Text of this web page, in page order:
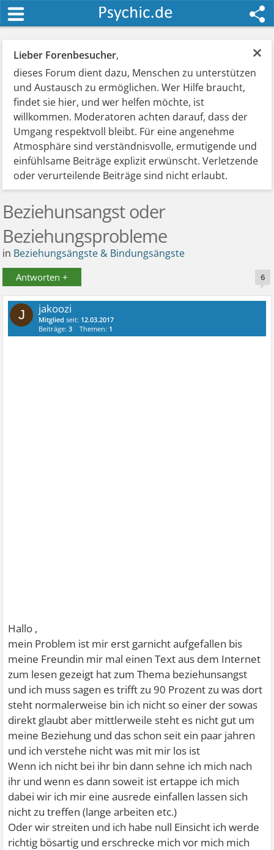
×
Lieber Forenbesucher,
dieses Forum dient dazu, Menschen zu unterstützen
und Austausch zu ermöglichen. Wer Hilfe braucht,
findet sie hier, und wer helfen möchte, ist
willkommen. Moderatoren achten darauf, dass der
Umgang respektvoll bleibt. Für eine angenehme
Atmosphäre sind verständnisvolle, ermutigende und
einfühlsame Beiträge explizit erwünscht. Verletzende
oder verurteilende Beiträge sind nicht erlaubt.
Beziehunsangst oder
Beziehungsprobleme
in Beziehungsängste & Bindungsängste
Antworten + 6
J jakoozi
Mitglied seit: 12.03.2017
Beiträge:3 Themen: 1
Hallo ,
mein Problem ist mir erst garnicht aufgefallen bis
meine Freundin mir mal einen Text aus dem Internet
zum lesen gezeigt hat zum Thema beziehunsangst
und ich muss sagen es trifft zu 90 Prozent zu was dort
steht normalerweise bin ich nicht so einer der sowas
direkt glaubt aber mittlerweile steht es nicht gut um
meine Beziehung und das schon seit ein paar jahren
und ich verstehe nicht was mit mir los ist
Wenn ich nicht bei ihr bin dann sehne ich mich nach
ihr und wenn es dann soweit ist ertappe ich mich
dabei wir ich mir eine ausrede einfallen lassen sich
nicht zu treffen (lange arbeiten etc.)
Oder wir streiten und ich habe null Einsicht ich werde
richtig bösartig und erschrecke mich vor mich mich